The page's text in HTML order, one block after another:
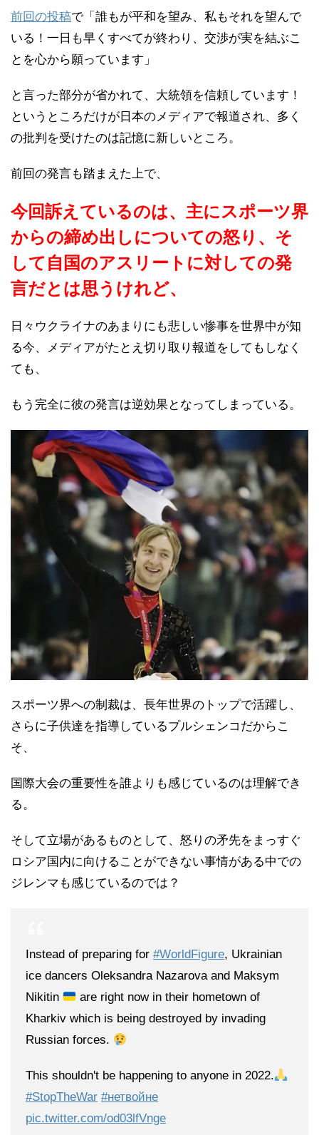
前回の投稿で「誰もが平和を望み、私もそれを望んで
いる！一日も早くすべてが終わり、交渉が実を結ぶこ
とを心から願っています」
と言った部分が省かれて、大統領を信頼しています！
というところだけが日本のメディアで報道され、多く
の批判を受けたのは記憶に新しいところ。
前回の発言も踏まえた上で、
今回訴えているのは、主にスポーツ界
からの締め出しについての怒り、そ
して自国のアスリートに対しての発
言だとは思うけれど、
日々ウクライナのあまりにも悲しい惨事を世界中が知
る今、メディアがたとえ切り取り報道をしてもしなく
ても、
もう完全に彼の発言は逆効果となってしまっている。
スポーツ界への制裁は、長年世界のトップで活躍し、
さらに子供達を指導しているプルシェンコだからこ
そ、
国際大会の重要性を誰よりも感じているのは理解でき
る。
そして立場があるものとして、怒りの矛先をまっすぐ
ロシア国内に向けることができない事情がある中での
ジレンマも感じているのでは？
Instead of preparing for #WorldFigure, Ukrainian
ice dancers Oleksandra Nazarova and Maksym
Nikitin
are right now in their hometown of
Kharkiv which is being destroyed by invading
Russian forces.
This shouldn't be happening to anyone in 2022.
#StopTheWar #нетвойне
pic.twitter.com/od03lfVnge